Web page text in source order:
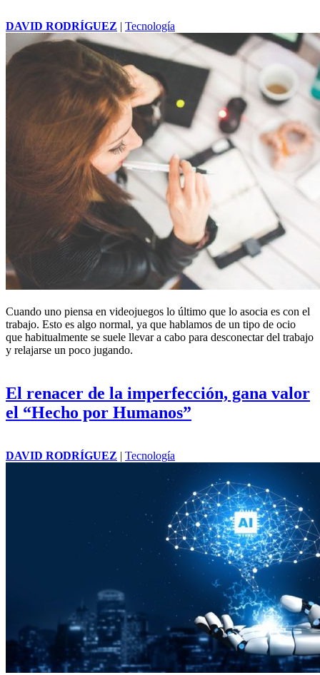
DAVID RODRÍGUEZ | Tecnología
Cuando uno piensa en videojuegos lo último que lo asocia es con el
trabajo. Esto es algo normal, ya que hablamos de un tipo de ocio
que habitualmente se suele llevar a cabo para desconectar del trabajo
y relajarse un poco jugando.
El renacer de la imperfección, gana valor
el “Hecho por Humanos”
DAVID RODRÍGUEZ | Tecnología